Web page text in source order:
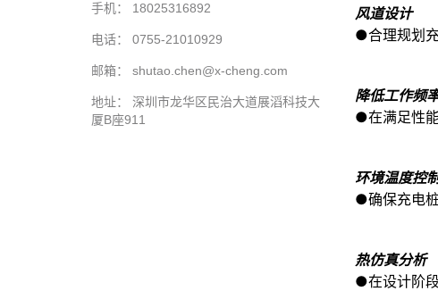
风道设计
●合理规划
降低工作频
●在满足性
环境温度控
●确保充电
热仿真分析
●在设计阶
手机： 18025316892
电话： 0755-21010929
邮箱： shutao.chen@x-cheng.com
地址： 深圳市龙华区民治大道展滔科技大
厦B座911